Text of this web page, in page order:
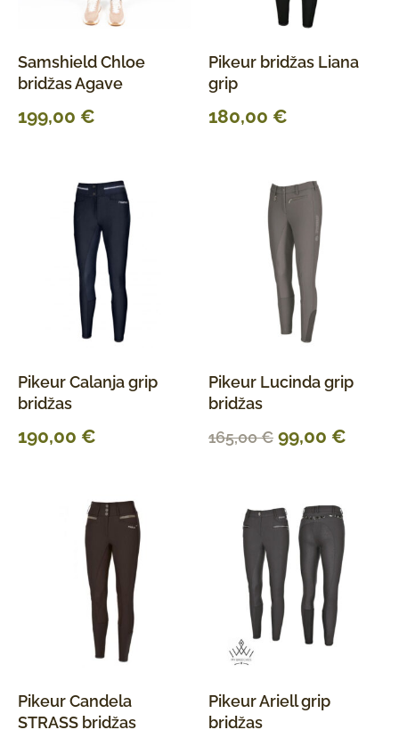
Samshield Chloe
bridžas Agave
199,00 €
Pikeur bridžas Liana
grip
180,00 €
Pikeur Calanja grip
bridžas
190,00 €
Pikeur Lucinda grip
bridžas
165,00€ 99,00 €
Pikeur Candela
STRASS bridžas
Pikeur Ariell grip
bridžas